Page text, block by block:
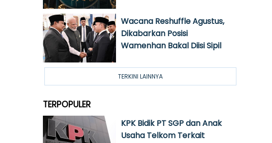
Wacana Reshuffle Agustus,
Dikabarkan Posisi
Wamenhan Bakal Diisi Sipil
TERKINI LAINNYA
TERPOPULER
KPK Bidik PT SGP dan Anak
Usaha Telkom Terkait